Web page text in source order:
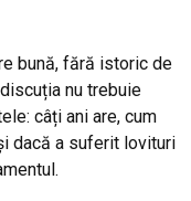
bună, fără istoric de
nu trebuie
câți ani are, cum
dacă a suferit lovituri